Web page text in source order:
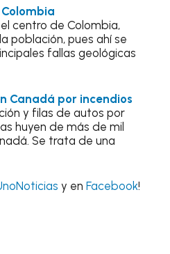
centro de Colombia,
población, pues ahí se
fallas geológicas
Canadá por incendios
y filas de autos por
huyen de más de mil
Se trata de una
y enFacebook!